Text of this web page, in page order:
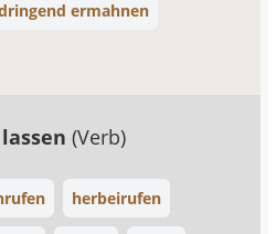
ermahnen
(Verb)
herbeirufen